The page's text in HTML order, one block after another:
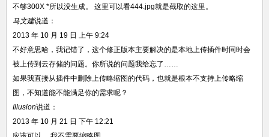
不够300X *所以没生成。 这里可以看444.jpg就是截取的这里。
马文建说道：
2013 年 10 月 19 日 上午 9:24
不好意思哈，我记错了，这个修正版本主要解决的是本地上传插件时同时会
被上传到云存储的问题。你所说的问题我给忘了……
如果我直接从插件中删除上传略缩图的代码，也就是根本不支持上传略缩
图，不知道能不能满足你的需求呢？
Illusion说道：
2013 年 10 月 21 日 下午 12:21